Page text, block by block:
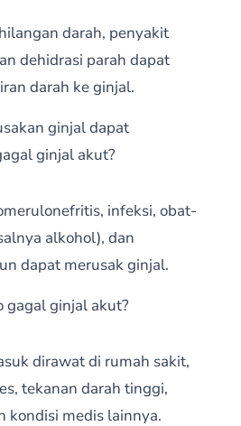
darah, penyakit
dehidrasi parah dapat
darah ke ginjal.
ginjal dapat
ginjal akut?
infeksi, obat-
alkohol), dan
dapat merusak ginjal.
gagal ginjal akut?
dirawat di rumah sakit,
tekanan darah tinggi,
kondisi medis lainnya.